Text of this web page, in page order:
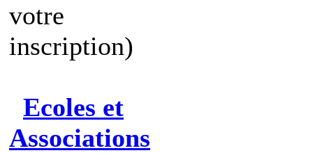
votre
inscription)
Ecoles et
Associations